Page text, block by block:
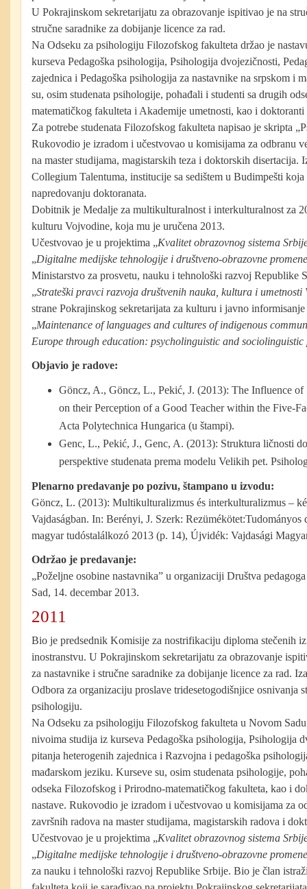
U Pokrajinskom sekretarijatu za obrazovanje ispitivao je na
stručne saradnike za dobijanje licence za rad.
Na Odseku za psihologiju Filozofskog fakulteta držao je
kurseva Pedagoška psihologija, Psihologija dvojezičnosti,
zajednica i Pedagoška psihologija za nastavnike na srpskom i
su, osim studenata psihologije, pohađali i studenti sa drugih
matematičkog fakulteta i Akademije umetnosti, kao i
Za potrebe studenata Filozofskog fakulteta napisao je skripta
Rukovodio je izradom i učestvovao u komisijama za odbranu
na master studijama, magistarskih teza i doktorskih disertacija.
Collegium Talentuma, institucije sa sedištem u Budimpešti
napredovanju doktoranata.
Dobitnik je Medalje za multikulturalnost i interkulturalnost za
kulturu Vojvodine, koja mu je uručena 2013.
Učestvovao je u projektima „Kvalitet obrazovnog sistema
„Digitalne medijske tehnologije i društveno-obrazovne promene
Ministarstvo za prosvetu, nauku i tehnološki razvoj Republike
„Strateški pravci razvoja društvenih nauka, kultura i umetnosti
strane Pokrajinskog sekretarijata za kulturu i javno
„Maintenance of languages and cultures of indigenous
Europe through education: psycholinguistic and sociolinguistic
Objavio je radove:
Göncz, A., Göncz, L., Pekić, J. (2013): The Influence of
on their Perception of a Good Teacher within the Five-
Acta Polytechnica Hungarica (u štampi).
Genc, L., Pekić, J., Genc, A. (2013): Struktura ličnosti
perspektive studenata prema modelu Velikih pet.
Plenarno predavanje po pozivu, štampano u izvodu:
Göncz, L. (2013): Multikulturalizmus és interkulturalizmus –
Vajdaságban. In: Berényi, J. Szerk: Rezümékötet:Tudományos
magyar tudóstalálkozó 2013 (p. 14), Újvidék: Vajdasági
Održao je predavanje:
„Poželjne osobine nastavnika” u organizaciji Društva
Sad, 14. decembar 2013.
2011
Bio je predsednik Komisije za nostrifikaciju diploma stečenih
inostranstvu. U Pokrajinskom sekretarijatu za obrazovanje
za nastavnike i stručne saradnike za dobijanje licence za rad.
Odbora za organizaciju proslave tridesetogodišnjice osnivanja
psihologiju.
Na Odseku za psihologiju Filozofskog fakulteta u Novom
nivoima studija iz kurseva Pedagoška psihologija, Psihologija
pitanja heterogenih zajednica i Razvojna i pedagoška
mađarskom jeziku. Kurseve su, osim studenata psihologije,
odseka Filozofskog i Prirodno-matematičkog fakulteta, kao i
nastave. Rukovodio je izradom i učestvovao u komisijama za
završnih radova na master studijama, magistarskih radova i
Učestvovao je u projektima „Kvalitet obrazovnog sistema
„Digitalne medijske tehnologije i društveno-obrazovne promene
za nauku i tehnološki razvoj Republike Srbije. Bio je član